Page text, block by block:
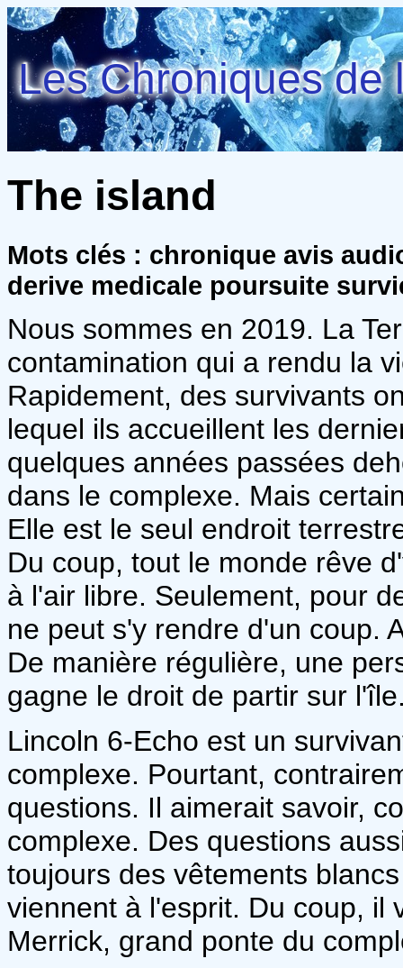
Les Chroniques de
The island
Mots clés : chronique avis
derive medicale poursuite
Nous sommes en 2019. La
contamination qui a rendu la
Rapidement, des survivants
lequel ils accueillent les
quelques années passées
dans le complexe. Mais
Elle est le seul endroit
Du coup, tout le monde rêve
à l'air libre. Seulement, pour
ne peut s'y rendre d'un coup.
De manière régulière, une
gagne le droit de partir sur
Lincoln 6-Echo est un
complexe. Pourtant,
questions. Il aimerait savoir,
complexe. Des questions
toujours des vêtements
viennent à l'esprit. Du coup, il
Merrick, grand ponte du